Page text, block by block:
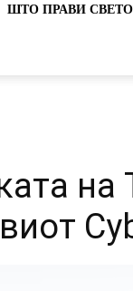
ШТО ПРАВИ
на